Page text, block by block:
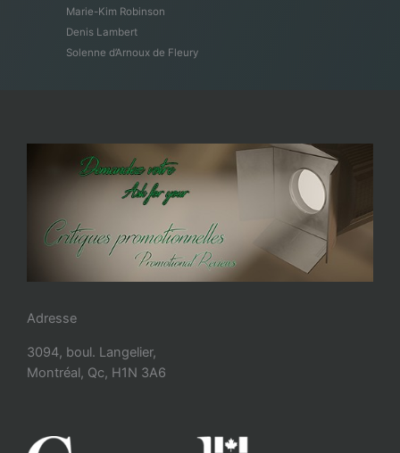
Marie-Kim Robinson
Denis Lambert
Solenne d’Arnoux de Fleury
Adresse
3094, boul. Langelier,
Montréal, Qc, H1N 3A6